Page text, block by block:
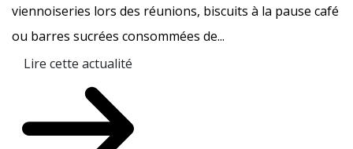
viennoiseries lors des réunions, biscuits à la pause café
ou barres sucrées consommées de...
Lire cette actualité